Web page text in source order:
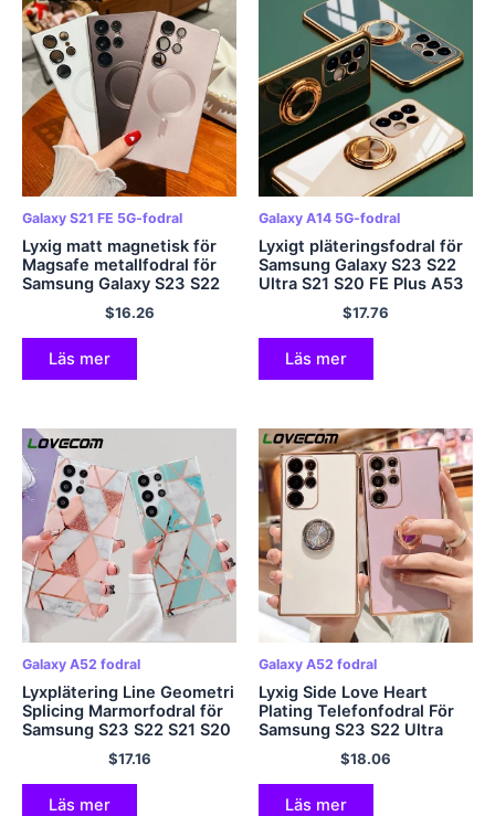
Galaxy S21 FE 5G-fodral
Lyxig matt magnetisk för
Magsafe metallfodral för
Samsung Galaxy S23 S22
S21 Plus Ultra S20 FE Note
20 Ultra 10 Plus mjukt
omslag
$16.26
Läs mer
Galaxy A14 5G-fodral
Lyxigt pläteringsfodral för
Samsung Galaxy S23 S22
Ultra S21 S20 FE Plus A53
A52 A14 A73 5G Ring Car
Magnetic Soft Phone Back
Cover
$17.76
Läs mer
Galaxy A52 fodral
Lyxplätering Line Geometri
Splicing Marmorfodral för
Samsung S23 S22 S21 S20
Ultra S10 Plus Note 20 A72
A52 A32 mjuk baksida
$17.16
Läs mer
Galaxy A52 fodral
Lyxig Side Love Heart
Plating Telefonfodral För
Samsung S23 S22 Ultra
S21 Plus S20 FE A53 A13
5G A33 A52 Ringhållare
Mjukt skydd
$18.06
Läs mer